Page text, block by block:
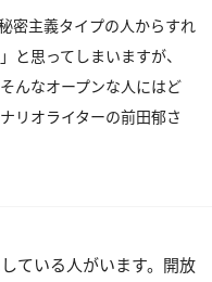
密主義タイプの人からすれ
と思ってしまいますが、
んなオープンな人にはど
リオライターの前田郁さ
ている人がいます。開放